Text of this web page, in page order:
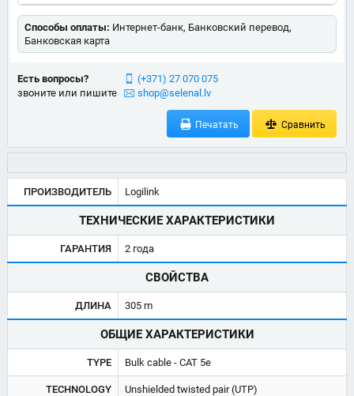
Способы оплаты: Интернет-банк, Банковский перевод,
Банковская карта
Есть вопросы?
звоните или пишите
(+371) 27 070 075
shop@selenal.lv
Печатать Сравнить
ПРОИЗВОДИТЕЛЬ Logilink
ТЕХНИЧЕСКИЕ ХАРАКТЕРИСТИКИ
ГАРАНТИЯ 2 года
СВОЙСТВА
ДЛИНА 305 m
ОБЩИЕ ХАРАКТЕРИСТИКИ
TYPE Bulk cable - CAT 5e
TECHNOLOGY Unshielded twisted pair (UTP)